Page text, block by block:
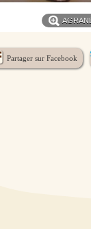
Partager sur Facebook